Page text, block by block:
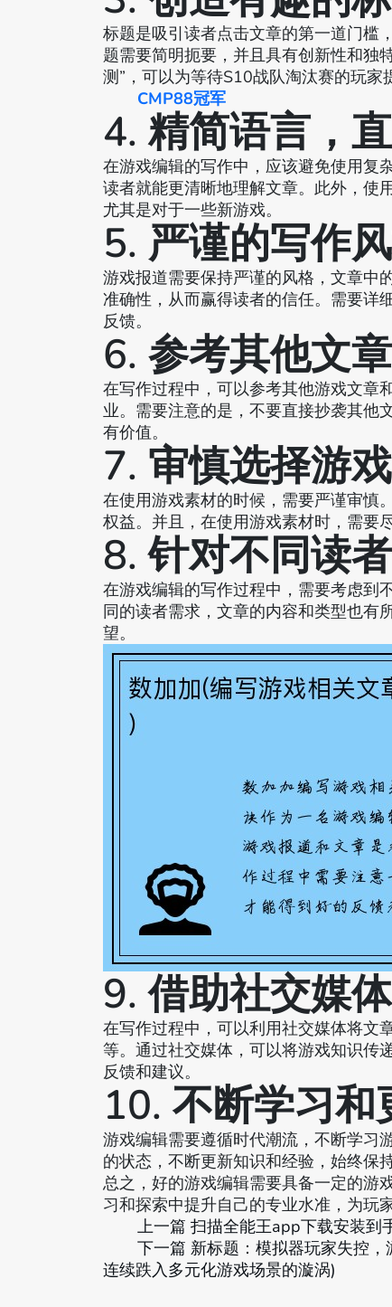
标题是吸引读者点击文章的第一道门槛
题需要简明扼要，并且具有创新性和独
测”，可以为等待S10战队淘汰赛的玩家
CMP88冠军
4. 精简语言，
在游戏编辑的写作中，应该避免使用复
读者就能更清晰地理解文章。此外，使
尤其是对于一些新游戏。
5. 严谨的写作
游戏报道需要保持严谨的风格，文章中
准确性，从而赢得读者的信任。需要详
反馈。
6. 参考其他文章
在写作过程中，可以参考其他游戏文章
业。需要注意的是，不要直接抄袭其他
有价值。
7. 审慎选择游
在使用游戏素材的时候，需要严谨审慎
权益。并且，在使用游戏素材时，需要
8. 针对不同读者
在游戏编辑的写作过程中，需要考虑到
同的读者需求，文章的内容和类型也有
望。
9. 借助社交媒体
在写作过程中，可以利用社交媒体将文
等。通过社交媒体，可以将游戏知识传
反馈和建议。
10. 不断学习和
游戏编辑需要遵循时代潮流，不断学习
的状态，不断更新知识和经验，始终保
总之，好的游戏编辑需要具备一定的游
习和探索中提升自己的专业水准，为玩
上一篇 扫描全能王app下载安装到
下一篇 新标题：模拟器玩家失控，
连续跌入多元化游戏场景的漩涡)